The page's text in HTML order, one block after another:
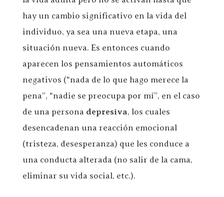
hay un cambio significativo en la vida del
individuo, ya sea una nueva etapa, una
situación nueva. Es entonces cuando
aparecen los pensamientos automáticos
negativos (“nada de lo que hago merece la
pena”, “nadie se preocupa por mí”, en el caso
de una persona depresiva, los cuales
desencadenan una reacción emocional
(tristeza, desesperanza) que les conduce a
una conducta alterada (no salir de la cama,
eliminar su vida social, etc.).